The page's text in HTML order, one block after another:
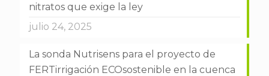
nitratos que exige la ley
julio 24, 2025
La sonda Nutrisens para el proyecto de
FERTirrigación ECOsostenible en la cuenca